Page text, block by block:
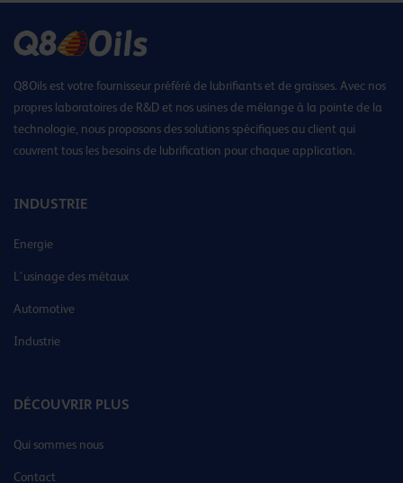
Q8Oils est votre fournisseur préféré de lubrifiants et de graisses. Avec nos
propres laboratoires de R&D et nos usines de mélange à la pointe de la
technologie, nous proposons des solutions spécifiques au client qui
couvrent tous les besoins de lubrification pour chaque application.
INDUSTRIE
Energie
L’usinage des métaux
Automotive
Industrie
DÉCOUVRIR PLUS
Qui sommes nous
Contact